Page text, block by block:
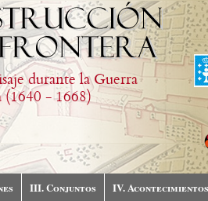
durante la Guerra
(1640 - 1668)
III. Conjuntos IV. Acontecimientos